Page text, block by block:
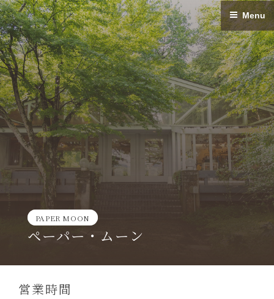
Skip
to
content
Menu
PAPER MOON
ペーパー・ムーン
営業時間